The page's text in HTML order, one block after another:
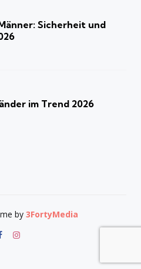
Sicherheit und
im Trend 2026
by 3FortyMedia